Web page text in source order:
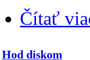
Čítať
Hod diskom